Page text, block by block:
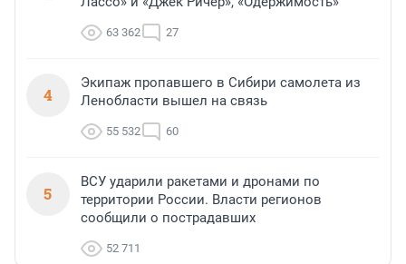
63 362 27
4
Экипаж пропавшего в Сибири самолета из
Ленобласти вышел на связь
55 532 60
5
ВСУ ударили ракетами и дронами по
территории России. Власти регионов
сообщили о пострадавших
52 711